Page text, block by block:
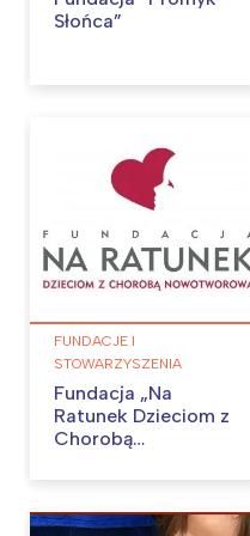
Słońca”
FUNDACJE I
STOWARZYSZENIA
Fundacja „Na
Ratunek Dzieciom z
Chorobą
Interesują
tego
Warszawa
Łódź
Trójmiasto